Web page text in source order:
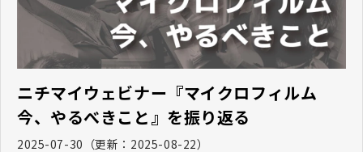
ニチマイウェビナー『マイクロフィルム
今、やるべきこと』を振り返る
2025-07-30 （更新： 2025-08-22）